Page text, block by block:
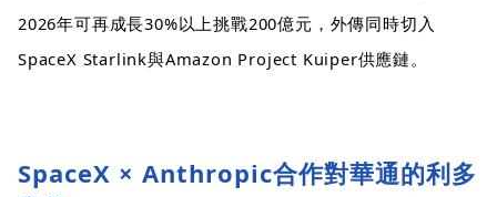
2026年可再成長30%以上挑戰200億元，外傳同時切入
SpaceX Starlink與Amazon Project Kuiper供應鏈。
SpaceX × Anthropic合作對華通的利多